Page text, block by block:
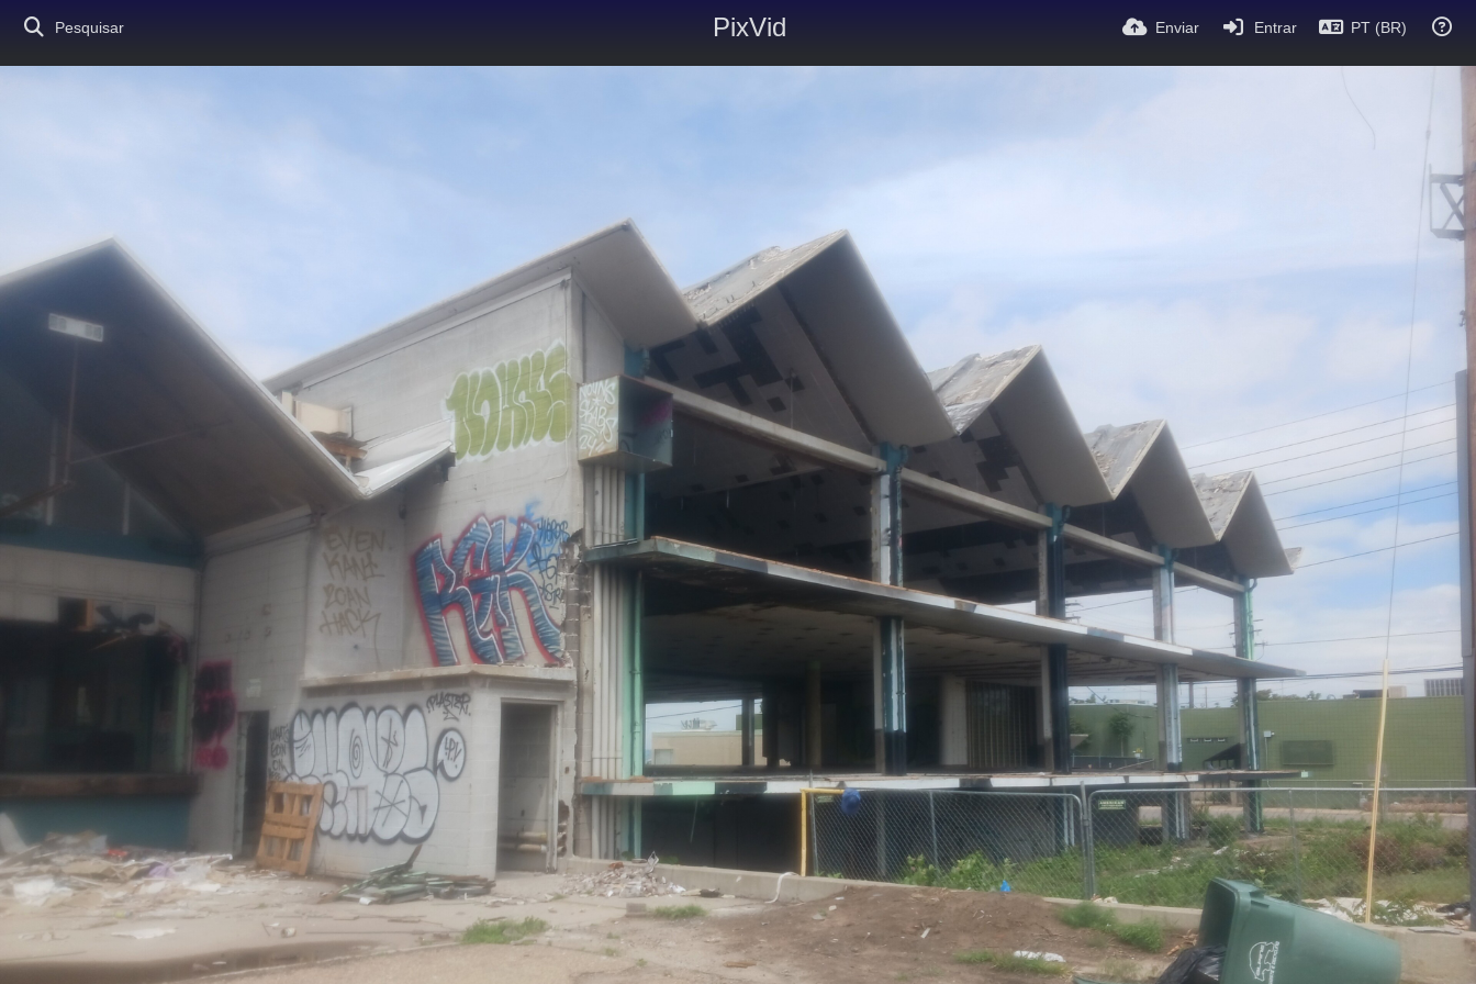
PixVid
Pesquisar Enviar Entrar PT (BR)